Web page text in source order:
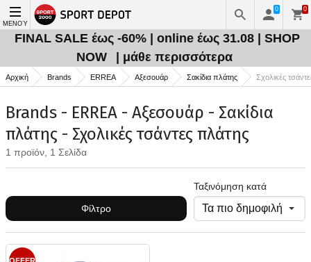
ΜΕΝΟΎ
0 0
FINAL SALE έως -60% | online έως 31.08 | SHOP
NOW
| μάθε περισσότερα
Αρχική Brands ERREA Αξεσουάρ Σακίδια πλάτης Σχολικές
Brands - ERREA - Αξεσουάρ - Σακίδια
πλάτης - Σχολικές τσάντες πλάτης
1 προϊόν, 1 Σελίδα
Φίλτρο
Ταξινόμηση κατά